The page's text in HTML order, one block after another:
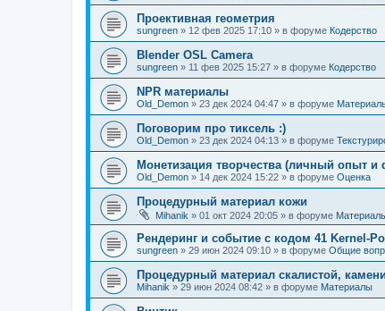
Проективная геометрия
sungreen » 12 фев 2025 17:10 » в форуме Кодерство
Blender OSL Camera
sungreen » 11 фев 2025 15:27 » в форуме Кодерство
NPR материалы
Old_Demon » 23 дек 2024 04:47 » в форуме
Поговорим про тиксель :)
Old_Demon » 23 дек 2024 04:13 » в форуме
Монетизация творчества (личный опыт и
Old_Demon » 14 дек 2024 15:22 » в форуме Оценка
Процедурный материал кожи
Mihanik » 01 окт 2024 20:05 » в форуме
Рендеринг и событие с кодом 41 Kernel-
sungreen » 29 июн 2024 09:10 » в форуме Общие
Процедурный материал скалистой,
Mihanik » 29 июн 2024 08:42 » в форуме Материалы